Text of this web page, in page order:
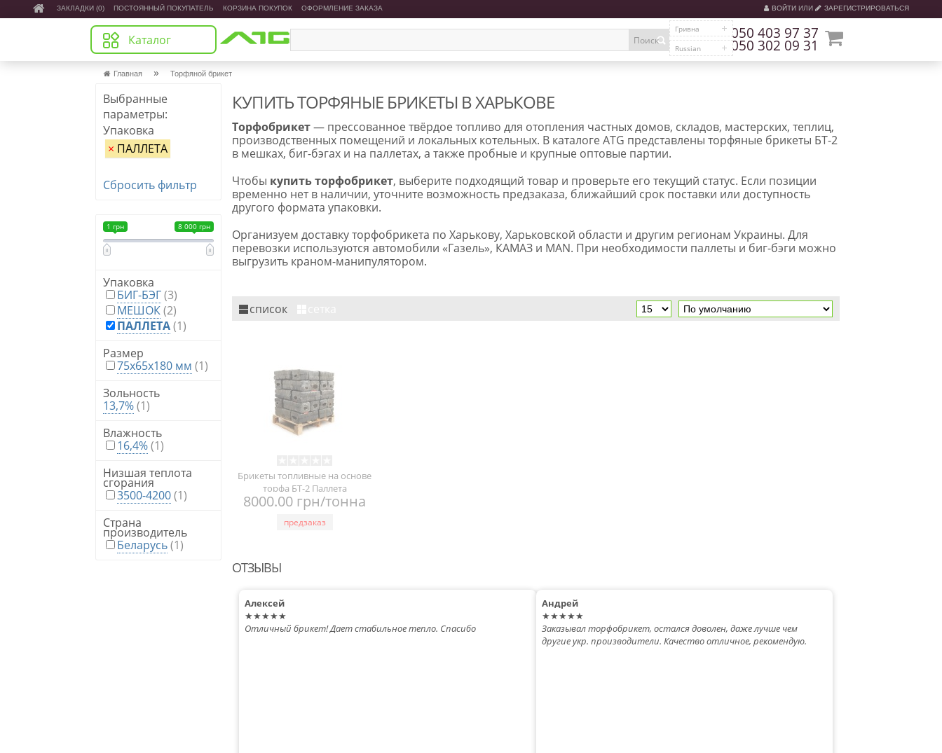
ЗАКЛАДКИ (0) ПОСТОЯННЫЙ ПОКУПАТЕЛЬ КОРЗИНА ПОКУПОК ОФОРМЛЕНИЕ ЗАКАЗА ВОЙТИ ИЛИ ЗАРЕГИСТРИРОВАТЬСЯ
Каталог Поиск
Russian
Гривна 050 403 97 37
050 302 09 31
Главная » Торфяной брикет
Выбранные
параметры:
Упаковка
× ПАЛЛЕТА
Сбросить фильтр
1 грн 8 000 грн
Упаковка
БИГ-БЭГ(3)
МЕШОК(2)
ПАЛЛЕТА(1)
Размер
75x65x180 мм (1)
Зольность
13,7%(1)
Влажность
16,4%(1)
Низшая теплота
сгорания
3500-4200(1)
Страна
производитель
Беларусь(1)
КУПИТЬ ТОРФЯНЫЕ БРИКЕТЫ В ХАРЬКОВЕ
Торфобрикет— прессованное твёрдое топливо для отопления частных домов, складов, мастерских, теплиц,
производственных помещений и локальных котельных. В каталоге ATG представлены торфяные брикеты БТ-2
в мешках, биг-бэгах и на паллетах, а также пробные и крупные оптовые партии.
Чтобы купить торфобрикет, выберите подходящий товар и проверьте его текущий статус. Если позиции
временно нет в наличии, уточните возможность предзаказа, ближайший срок поставки или доступность
другого формата упаковки.
Организуем доставку торфобрикета по Харькову, Харьковской области и другим регионам Украины. Для
перевозки используются автомобили «Газель», КАМАЗ и MAN. При необходимости паллеты и биг-бэги можно
выгрузить краном-манипулятором.
список
Брикеты топливные на основе
торфа БТ-2 Паллета
8000.00 грн/тонна
предзаказ
ОТЗЫВЫ
Алексей
★★★★★
Отличный брикет! Дает стабильное тепло. Спасибо
Андрей
★★★★★
Заказывал торфобрикет, остался доволен, даже лучше чем
другие укр. производители. Качество отличное, рекомендую.